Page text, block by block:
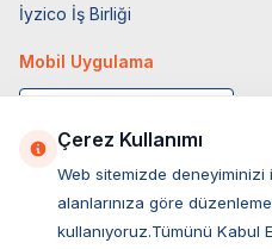
İyzico İş Birliği
Mobil Uygulama
Çerez Kullanımı
Web sitemizde
alanlarınıza göre
kullanıyoruz.Tümünü Kabul